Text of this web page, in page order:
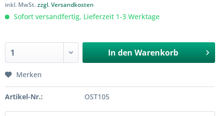
inkl. MwSt.zzgl. Versandkosten
Sofort versandfertig, Lieferzeit 1-3 Werktage
In den Warenkorb
Merken
Artikel-Nr.: OST105